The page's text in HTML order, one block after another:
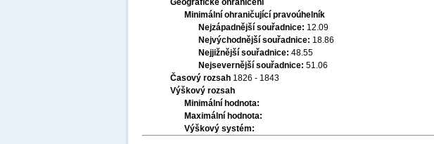
Geografické ohraničení
Minimální ohraničující pravoúhelník
Nejzápadnější souřadnice: 12.09
Nejvýchodnější souřadnice: 18.86
Nejjižnější souřadnice: 48.55
Nejsevernější souřadnice: 51.06
Časový rozsah 1826 - 1843
Výškový rozsah
Minimální hodnota:
Maximální hodnota:
Výškový systém: